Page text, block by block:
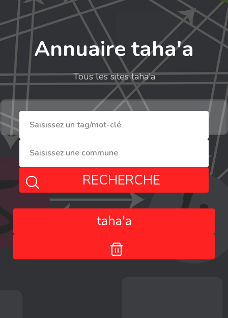
Annuaire taha'a
Tous les sites taha'a
RECHERCHE
taha'a